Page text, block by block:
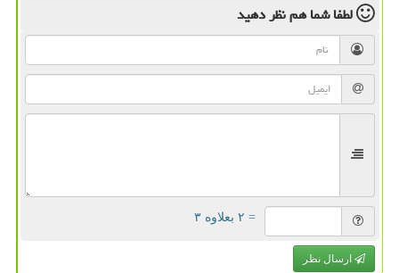
لطفا شما همنظر دهید
= ۲ بعلاوه ۳
ارسال نظر